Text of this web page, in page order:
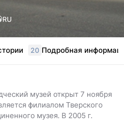
RU
20 Подробная
музей открыт 7 ноября
филиалом Тверского
музея. В 2005 г.